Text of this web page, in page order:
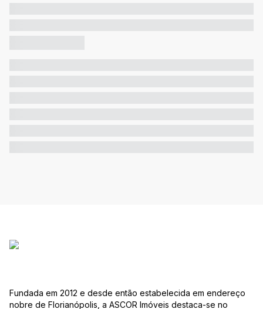
Fundada em 2012 e desde então estabelecida em endereço
nobre de Florianópolis, a ASCOR Imóveis destaca-se no